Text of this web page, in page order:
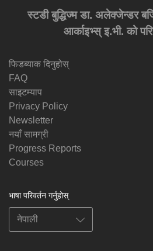
स्टडी बुद्धिज्म डा. अलेक्जेन्डर
आर्काइभ्स् इ.भी. को
फिडब्याक दिनुहोस्
FAQ
साइटम्याप
Privacy Policy
Newsletter
नयाँ सामग्री
Progress Reports
Courses
भाषा परिवर्तन गर्नुहोस्